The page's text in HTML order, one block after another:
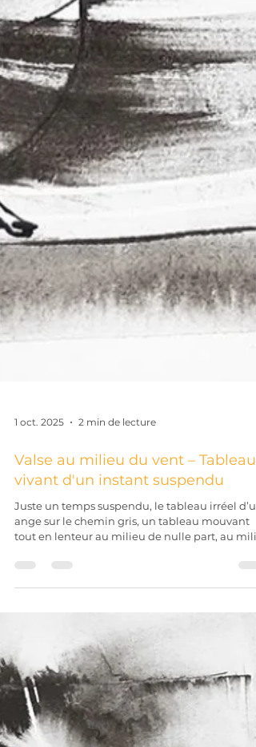
1 oct. 2025 2 min de lecture
vivant d'un instant suspendu
Juste un temps suspendu, le tableau irréel d’un
tout en lenteur au milieu de nulle part, au
du vent.